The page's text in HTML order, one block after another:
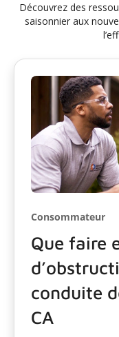
Découvrez des
saisonnier aux
Consommateur
Que faire
conduite
CA